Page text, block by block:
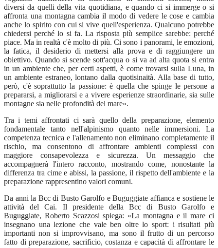
diversi da quelli della vita quotidiana, e quando ci si immerge o si
affronta una montagna cambia il modo di vedere le cose e cambia
anche lo spirito con cui si vive quell'esperienza. Qualcuno potrebbe
chiedersi perché lo si fa. La risposta più semplice sarebbe: perché
piace. Ma in realtà c'è molto di più. Ci sono i panorami, le emozioni,
la fatica, il desiderio di mettersi alla prova e di raggiungere un
obiettivo. Quando si scende sott'acqua o si va ad alta quota si entra
in un ambiente che, per certi aspetti, è come trovarsi sulla Luna, in
un ambiente estraneo, lontano dalla quotisinaità. Alla base di tutto,
però, c'è soprattutto la passione: è quella che spinge le persone a
prepararsi, a migliorarsi e a vivere esperienze straordinarie, sia sulle
montagne sia nelle profondità del mare».
Tra i temi affrontati ci sarà quello della preparazione, elemento
fondamentale tanto nell'alpinismo quanto nelle immersioni. La
competenza tecnica e l'allenamento non eliminano completamente il
rischio, ma consentono di affrontare ambienti complessi con
maggiore consapevolezza e sicurezza. Un messaggio che
accompagnerà l'intero racconto, mostrando come, nonostante la
differenza tra cime e abissi, la passione, il rispetto dell'ambiente e la
preparazione rappresentino valori comuni.
Da anni la Bcc di Busto Garolfo e Buguggiate affianca e sostiene le
attività del Cai. Il presidente della Bcc di Busto Garolfo e
Buguggiate, Roberto Scazzosi spiega: «La montagna e il mare ci
insegnano una lezione che vale ben oltre lo sport: i risultati più
importanti non si improvvisano, ma sono il frutto di un percorso
fatto di preparazione, sacrificio, costanza e capacità di affrontare le